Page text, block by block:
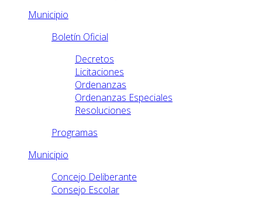
Municipio
Boletín Oficial
Decretos
Licitaciones
Ordenanzas
Ordenanzas Especiales
Resoluciones
Programas
Municipio
Concejo Deliberante
Consejo Escolar